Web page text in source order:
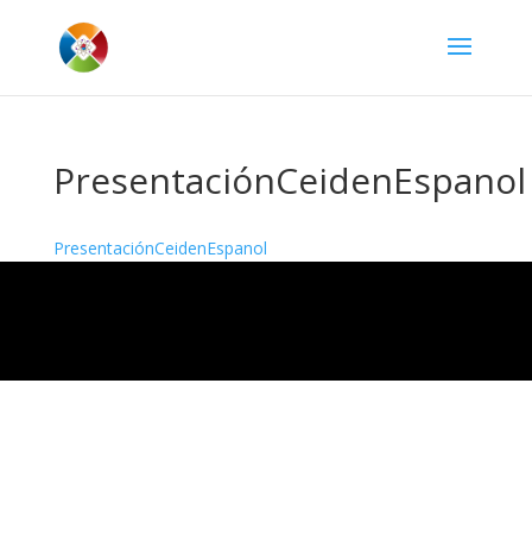
PresentaciónCeidenEspanol
PresentaciónCeidenEspanol